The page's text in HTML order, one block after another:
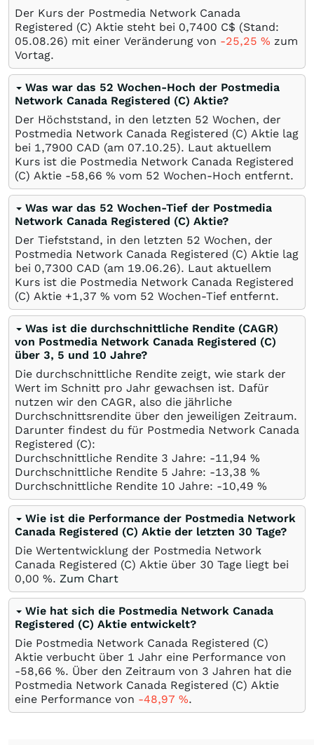
Der Kurs der Postmedia Network Canada
Registered (C) Aktie steht bei 0,7400 C$ (Stand:
05.08.26) mit einer Veränderung von -25,25 % zum
Vortag.
Was war das 52 Wochen-Hoch der Postmedia
Network Canada Registered (C) Aktie?
Der Höchststand, in den letzten 52 Wochen, der
Postmedia Network Canada Registered (C) Aktie lag
bei 1,7900 CAD (am 07.10.25). Laut aktuellem
Kurs ist die Postmedia Network Canada Registered
(C) Aktie -58,66 % vom 52 Wochen-Hoch entfernt.
Was war das 52 Wochen-Tief der Postmedia
Network Canada Registered (C) Aktie?
Der Tiefststand, in den letzten 52 Wochen, der
Postmedia Network Canada Registered (C) Aktie lag
bei 0,7300 CAD (am 19.06.26). Laut aktuellem
Kurs ist die Postmedia Network Canada Registered
(C) Aktie +1,37 % vom 52 Wochen-Tief entfernt.
Was ist die durchschnittliche Rendite (CAGR)
von Postmedia Network Canada Registered (C)
über 3, 5 und 10 Jahre?
Die durchschnittliche Rendite zeigt, wie stark der
Wert im Schnitt pro Jahr gewachsen ist. Dafür
nutzen wir den CAGR, also die jährliche
Durchschnittsrendite über den jeweiligen Zeitraum.
Darunter findest du für Postmedia Network Canada
Registered (C):
Durchschnittliche Rendite 3 Jahre: -11,94 %
Durchschnittliche Rendite 5 Jahre: -13,38 %
Durchschnittliche Rendite 10 Jahre: -10,49 %
Wie ist die Performance der Postmedia Network
Canada Registered (C) Aktie der letzten 30 Tage?
Die Wertentwicklung der Postmedia Network
Canada Registered (C) Aktie über 30 Tage liegt bei
0,00 %. Zum Chart
Wie hat sich die Postmedia Network Canada
Registered (C) Aktie entwickelt?
Die Postmedia Network Canada Registered (C)
Aktie verbucht über 1 Jahr eine Performance von
-58,66 %. Über den Zeitraum von 3 Jahren hat die
Postmedia Network Canada Registered (C) Aktie
eine Performance von -48,97 %.